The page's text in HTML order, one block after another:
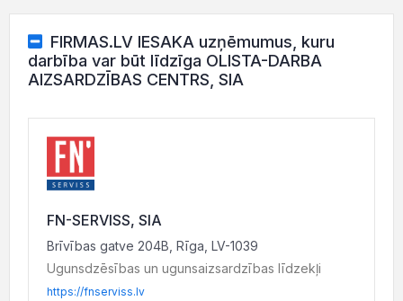
FIRMAS.LV IESAKA uzņēmumus, kuru
darbība var būt līdzīga OLISTA-DARBA
AIZSARDZĪBAS CENTRS, SIA
FN-SERVISS, SIA
Brīvības gatve 204B, Rīga, LV-1039
Ugunsdzēsības un ugunsaizsardzības līdzekļi
https://fnserviss.lv